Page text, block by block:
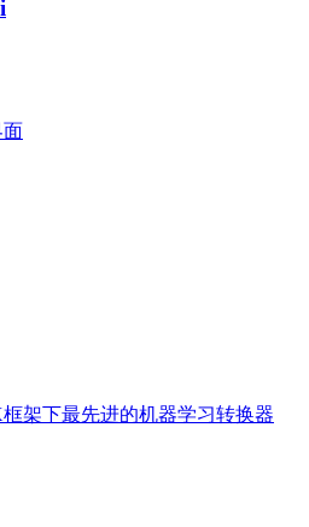
面
框架下最先进的机器学习转换器